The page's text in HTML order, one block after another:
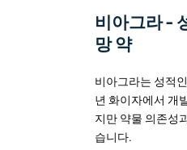
비아그라 -
망 약
비아그라는 성적
년 화이자에서 개
지만 약물 의존성
습니다.